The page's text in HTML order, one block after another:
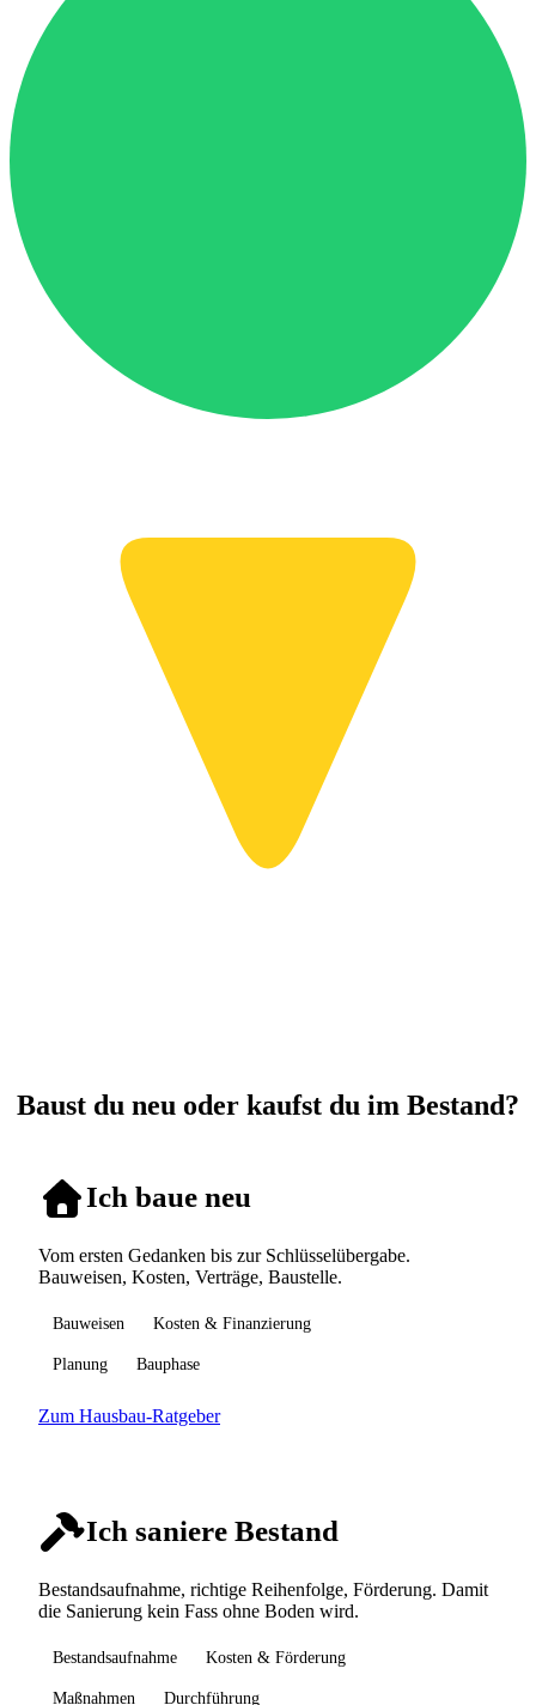
Baust du neu oder kaufst du im Bestand?
Ich baue neu
Vom ersten Gedanken bis zur Schlüsselübergabe.
Bauweisen, Kosten, Verträge, Baustelle.
Bauweisen Kosten & Finanzierung
Planung Bauphase
Zum Hausbau-Ratgeber
Ich saniere Bestand
Bestandsaufnahme, richtige Reihenfolge, Förderung. Damit
die Sanierung kein Fass ohne Boden wird.
Bestandsaufnahme Kosten & Förderung
Maßnahmen Durchführung